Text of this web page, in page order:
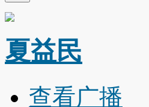
夏益民
查看广播